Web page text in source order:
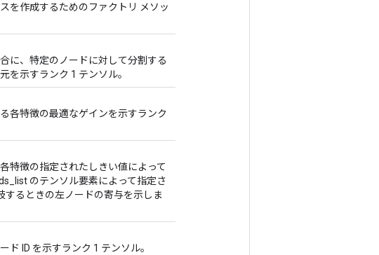
を作成するためのファクトリ メソッ
に、特定のノードに対して分割する
を示すランク 1 テンソル。
各特徴の最適なゲインを示すランク
特徴の指定されたしきい値によって
のテンソル要素によって指定さ
するときの左ノードの寄与を示しま
ド ID を示すランク 1 テンソル。